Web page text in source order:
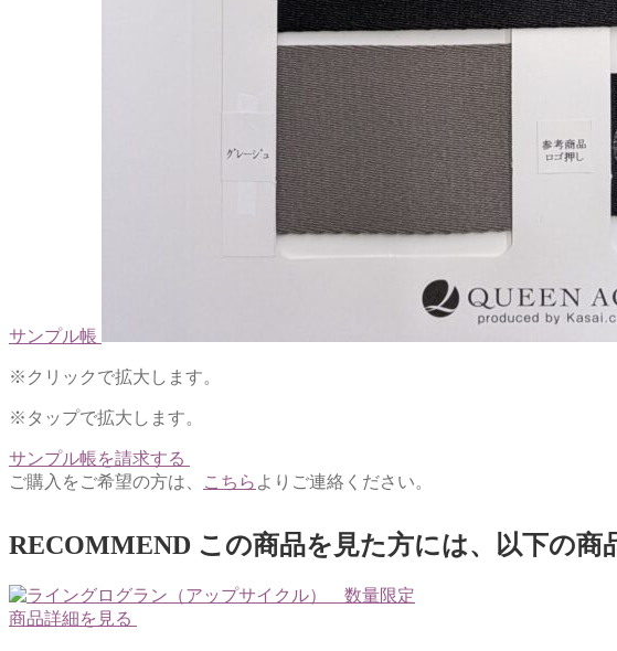
サンプル帳
※クリックで拡大します。
※タップで拡大します。
サンプル帳を請求する
ご購入をご希望の方は、
こちら よりご連絡ください。
RECOMMEND この商品を見た方には、以下の商
商品詳細を見る